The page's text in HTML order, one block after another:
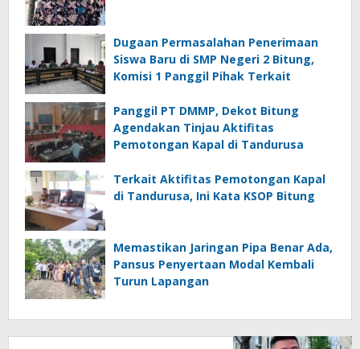
Dugaan Permasalahan Penerimaan
Siswa Baru di SMP Negeri 2 Bitung,
Komisi 1 Panggil Pihak Terkait
Panggil PT DMMP, Dekot Bitung
Agendakan Tinjau Aktifitas
Pemotongan Kapal di Tandurusa
Terkait Aktifitas Pemotongan Kapal
di Tandurusa, Ini Kata KSOP Bitung
Memastikan Jaringan Pipa Benar Ada,
Pansus Penyertaan Modal Kembali
Turun Lapangan